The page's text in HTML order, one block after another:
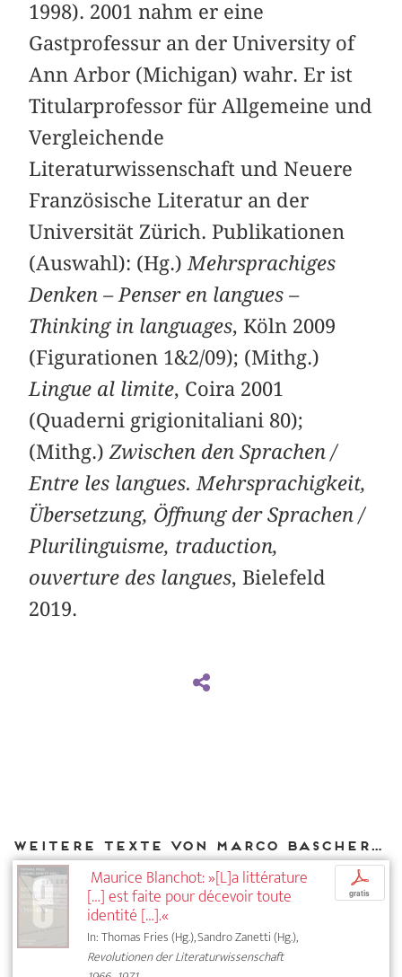
1998). 2001 nahm er eine
Gastprofessur an der University of
Ann Arbor (Michigan) wahr. Er ist
Titularprofessor für Allgemeine und
Vergleichende
Literaturwissenschaft und Neuere
Französische Literatur an der
Universität Zürich. Publikationen
(Auswahl): (Hg.) Mehrsprachiges
Denken – Penser en langues –
Thinking in languages, Köln 2009
(Figurationen 1&2/09); (Mithg.)
Lingue al limite, Coira 2001
(Quaderni grigionitaliani 80);
(Mithg.)Zwischen den Sprachen /
Entre les langues. Mehrsprachigkeit,
Übersetzung, Öffnung der Sprachen /
Plurilinguisme, traduction,
ouverture des langues, Bielefeld
2019.
Weitere Texte von Marco Baschera bei DIAPHANES
Maurice Blanchot: »[L]a littérature
[…] est faite pour décevoir toute
identité […].«
In: Thomas Fries (Hg.), Sandro Zanetti (Hg.),
Revolutionen der Literaturwissenschaft
p
gratis